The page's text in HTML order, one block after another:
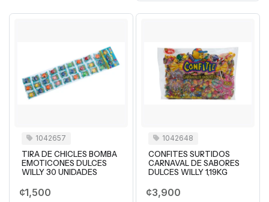
1042657
TIRA DE CHICLES BOMBA
EMOTICONES DULCES
WILLY 30 UNIDADES
¢1,500
1042648
CONFITES SURTIDOS
CARNAVAL DE SABORES
DULCES WILLY 1,19KG
¢3,900